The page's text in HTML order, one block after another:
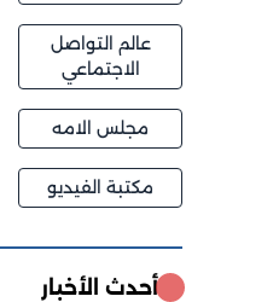
عالم التواصل
الاجتماعي
مجلس الامه
مكتبة الفيديو
أحدث الأخبار